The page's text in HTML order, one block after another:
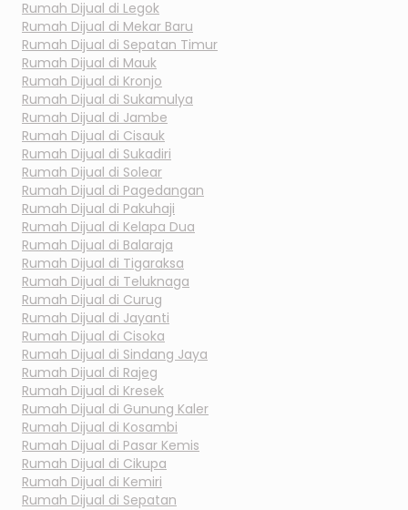
Rumah Dijual di Legok
Rumah Dijual di Mekar Baru
Rumah Dijual di Sepatan Timur
Rumah Dijual di Mauk
Rumah Dijual di Kronjo
Rumah Dijual di Sukamulya
Rumah Dijual di Jambe
Rumah Dijual di Cisauk
Rumah Dijual di Sukadiri
Rumah Dijual di Solear
Rumah Dijual di Pagedangan
Rumah Dijual di Pakuhaji
Rumah Dijual di Kelapa Dua
Rumah Dijual di Balaraja
Rumah Dijual di Tigaraksa
Rumah Dijual di Teluknaga
Rumah Dijual di Curug
Rumah Dijual di Jayanti
Rumah Dijual di Cisoka
Rumah Dijual di Sindang Jaya
Rumah Dijual di Rajeg
Rumah Dijual di Kresek
Rumah Dijual di Gunung Kaler
Rumah Dijual di Kosambi
Rumah Dijual di Pasar Kemis
Rumah Dijual di Cikupa
Rumah Dijual di Kemiri
Rumah Dijual di Sepatan